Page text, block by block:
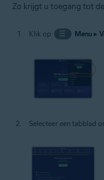
Zo krijgt u toegang tot
Klik op ☰ Menu▸
Selecteer een tabblad